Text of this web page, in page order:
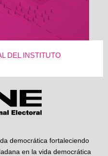
DEL INSTITUTO
democrática fortaleciendo
en la vida democrática